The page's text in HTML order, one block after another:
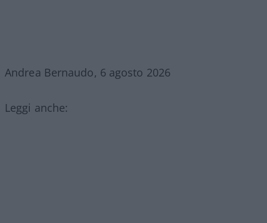
Andrea Bernaudo, 6 agosto 2026
Leggi anche: